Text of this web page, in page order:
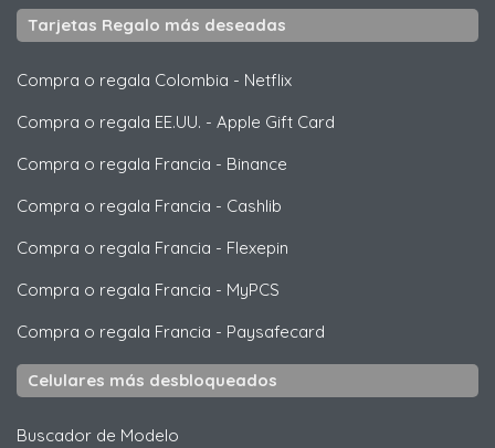
Tarjetas Regalo más deseadas
Compra o regala Colombia - Netflix
Compra o regala EE.UU. - Apple Gift Card
Compra o regala Francia - Binance
Compra o regala Francia - Cashlib
Compra o regala Francia - Flexepin
Compra o regala Francia - MyPCS
Compra o regala Francia - Paysafecard
Celulares más desbloqueados
Buscador de Modelo